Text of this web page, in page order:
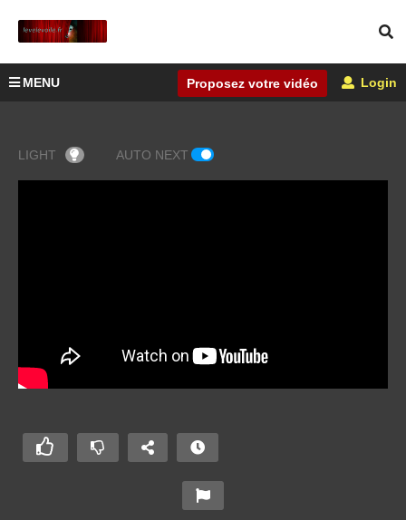
MENU Proposez votre vidéo Login
LIGHT AUTO NEXT